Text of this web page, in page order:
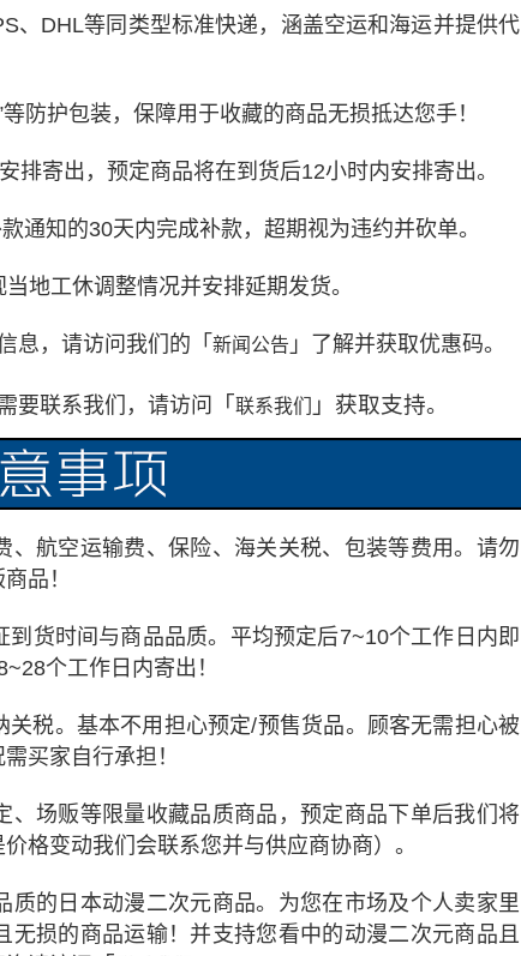
、DHL等同类型标准快递，涵盖空运和海运并提供代
防护包装，保障用于收藏的商品无损抵达您手！
排寄出，预定商品将在到货后12小时内安排寄出。
通知的30天内完成补款，超期视为违约并砍单。
地工休调整情况并安排延期发货。
息，请访问我们的「 新闻公告 」了解并获取优惠码。
要联系我们，请访问 「 联系我们 」获取支持。
、航空运输费、保险、海关关税、包装等费用。请勿
品！
货时间与商品品质。平均预定后7~10个工作日内即
个工作日内寄出！
税。基本不用担心预定/预售货品。顾客无需担心被
买家自行承担！
、场贩等限量收藏品质商品，预定商品下单后我们将
格变动我们会联系您并与供应商协商）。
质的日本动漫二次元商品。为您在市场及个人卖家里
损的商品运输！并支持您看中的动漫二次元商品且